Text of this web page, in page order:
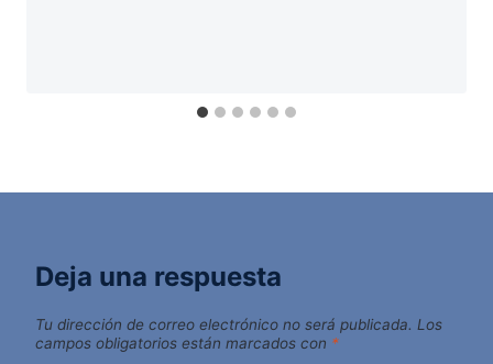
Deja una respuesta
Tu dirección de correo electrónico no será publicada. Los
campos obligatorios están marcados con *